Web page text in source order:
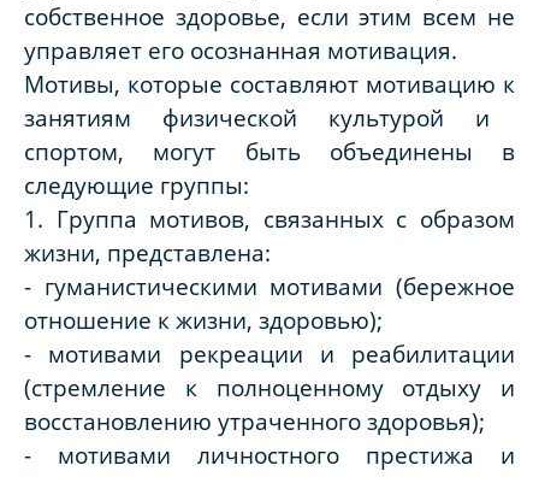
собственное здоровье, если этим всем не
управляет его осознанная мотивация.
Мотивы, которые составляют мотивацию к
занятиям физической культурой и
спортом, могут быть объединены в
следующие группы:
1. Группа мотивов, связанных с образом
жизни, представлена:
- гуманистическими мотивами (бережное
отношение к жизни, здоровью);
- мотивами рекреации и реабилитации
(стремление к полноценному отдыху и
восстановлению утраченного здоровья);
- мотивами личностного престижа и